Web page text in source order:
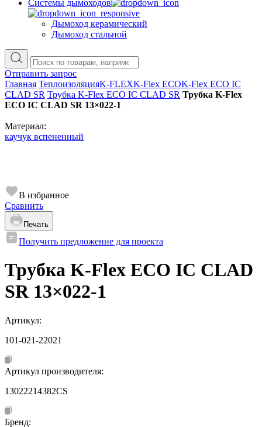
Cистемы дымоходов
Дымоход керамический
Дымоход стальной
Отправить запрос
Главная ТеплоизоляцияK-FLEXK-Flex ECOK-Flex ECO IC
CLAD SR Трубка K-Flex ECO IC CLAD SR Трубка K-Flex
ECO IC CLAD SR 13×022-1
Материал:
каучук вспененный
В избранное
Сравнить
Печать
Получить предложение для проекта
Трубка K-Flex ECO IC CLAD
SR 13×022-1
Артикул:
101-021-22021
Артикул производителя:
13022214382CS
Бренд: